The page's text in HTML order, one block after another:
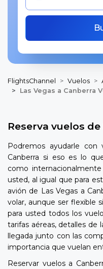
FlightsChannel Vuelos
Las Vegas a Canberra
Reserva vuelos
Podremos ayudarle con
Canberra si eso es lo
como
usted, al igual que para
avión de Las Vegas a
volar, aunque ser flexible
para usted todos los
tarifas aéreas, detalles de
llegada junto con las
importancia que vuelan
Reservar vuelos a